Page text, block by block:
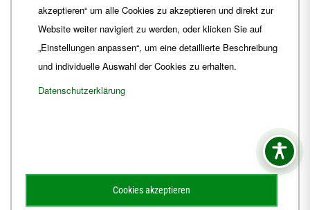
akzeptieren“ um alle Cookies zu akzeptieren und direkt zur
Website weiter navigiert zu werden, oder klicken Sie auf
„Einstellungen anpassen“, um eine detaillierte Beschreibung
und individuelle Auswahl der Cookies zu erhalten.
Datenschutzerklärung
Cookies akzeptieren